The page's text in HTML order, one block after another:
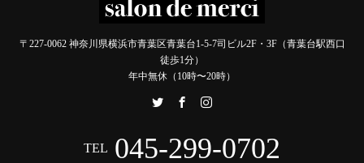
〒227-0062 神奈川県横浜市青葉区青葉台1-5-7司ビル2F・3F（青葉台駅西口
徒歩1分）
年中無休（10時〜20時）
TEL 045-299-0702